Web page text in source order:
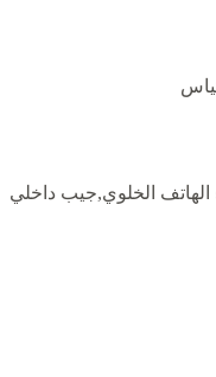
الهاتف الخلوي,جيب داخلي